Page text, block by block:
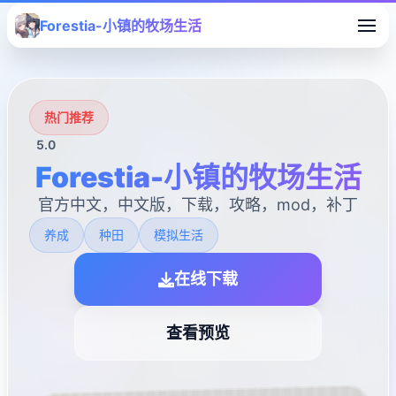
Forestia-小镇的牧场生活
热门推荐
5.0
Forestia-小镇的牧场生活
官方中文，中文版，下载，攻略，mod，补丁
养成 种田 模拟生活
在线下载
查看预览